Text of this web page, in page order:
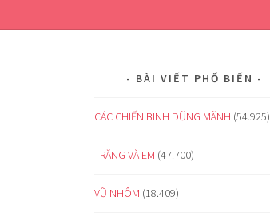
BÀI VIẾT PHỔ BIẾN
CÁC CHIẾN BINH DŨNG MÃNH (54.925)
TRĂNG VÀ EM (47.700)
VŨ NHÔM (18.409)